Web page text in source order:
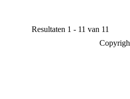
Resultaten 1 - 11 van 11